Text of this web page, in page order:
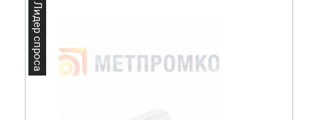
Лидер спроса